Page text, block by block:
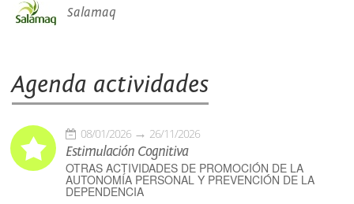
Salamaq
Agenda actividades
08/01/2026 26/11/2026
Estimulación Cognitiva
OTRAS ACTIVIDADES DE PROMOCIÓN DE LA
AUTONOMÍA PERSONAL Y PREVENCIÓN DE LA
DEPENDENCIA